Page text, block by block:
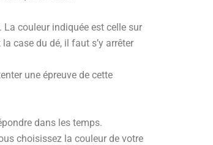
La couleur indiquée est celle sur
case du dé, il faut s’y arrêter
une épreuve de cette
dans les temps.
choisissez la couleur de votre